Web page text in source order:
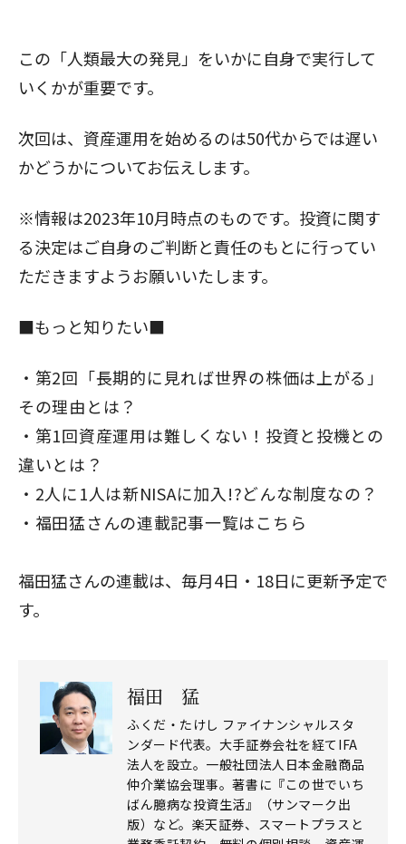
この「人類最大の発見」をいかに自身で実行して
いくかが重要です。
次回は、資産運用を始めるのは50代からでは遅い
かどうかについてお伝えします。
※情報は2023年10月時点のものです。投資に関す
る決定はご自身のご判断と責任のもとに行ってい
ただきますようお願いいたします。
■もっと知りたい■
第2回 「長期的に見れば世界の株価は上がる」
その理由とは？
第1回資産運用は難しくない！投資と投機との
違いとは？
2人に1人は新NISAに加入!?どんな制度なの？
福田猛さんの連載記事一覧はこちら
福田猛さんの連載は、毎月4日・18日に更新予定で
す。
福田 猛
ふくだ・たけし ファイナンシャルスタ
ンダード代表。大手証券会社を経てIFA
法人を設立。一般社団法人日本金融商品
仲介業協会理事。著書に『この世でいち
ばん臆病な投資生活』（サンマーク出
版）など。楽天証券、スマートプラスと
閉じる